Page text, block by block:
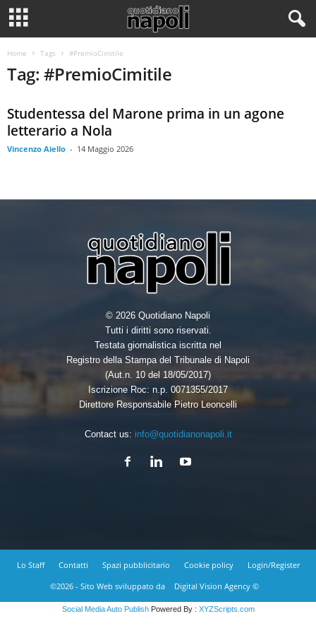
Home Tags #PremioCimitile
Tag: #PremioCimitile
Studentessa del Marone prima in un agone
letterario a Nola
Vincenzo Aiello - 14 Maggio 2026
© 2026 Quotidiano Napoli
Tutti i diritti sono riservati.
Testata giornalistica iscritta nel
Registro della Stampa del Tribunale di Napoli
(Aut.n. 10 del 18/05/2017)
Iscrizione Roc: n.p. 0071355/2017
Direttore Responsabile Pietro Leoncelli
Contact us: info@quotidianonapoli.it
Lo Staff Contatti Spazi pubblicitario Cookie policy
Login/Register
©2026 - Sito Web sviluppato da
Digital Vision Agency ©
Social Media Auto PublishPowered By : XYZScripts.com